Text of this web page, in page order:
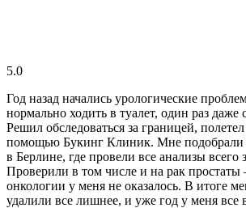
5.0
Год назад начались урологические
нормально ходить в туалет, один раз даже
Решил обследоваться за границей,
помощью Букинг Клиник. Мне
в Берлине, где провели все анализы всего
Проверили в том числе и на рак простаты
онкологии у меня не оказалось. В итоге
удалили все лишнее, и уже год у меня все